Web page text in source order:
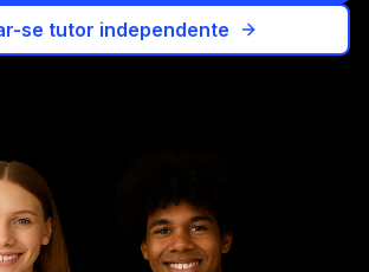
se tutor independente